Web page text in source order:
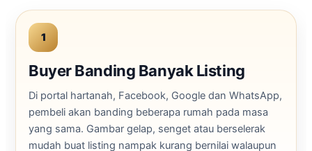
1
Buyer Banding Banyak Listing
Di portal hartanah, Facebook, Google dan WhatsApp,
pembeli akan banding beberapa rumah pada masa
yang sama. Gambar gelap, senget atau berselerak
mudah buat listing nampak kurang bernilai walaupun